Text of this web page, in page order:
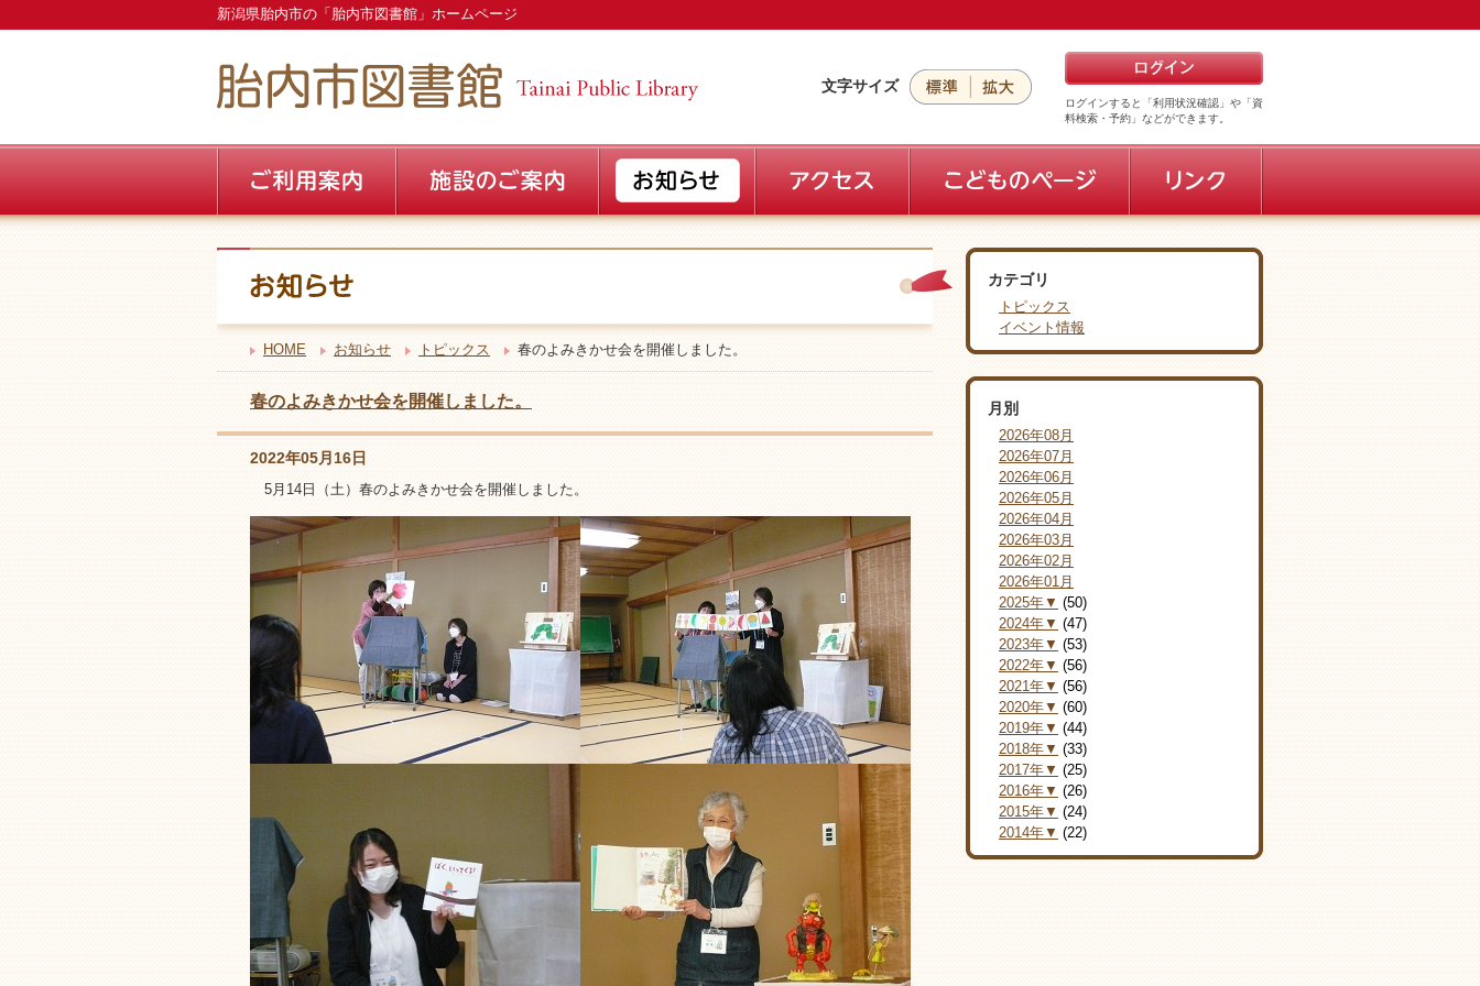
新潟県胎内市の「胎内市図書館」ホームページ
文字サイズ
ログインすると「利用状況確認」や「資
料検索・予約」などができます。
HOME お知らせ トピックス 春のよみきかせ会を開催しました。
春のよみきかせ会を開催しました。
2022年05月16日
5月14日（土）春のよみきかせ会を開催しました。
カテゴリ
トピックス
イベント情報
月別
2026年08月
2026年07月
2026年06月
2026年05月
2026年04月
2026年03月
2026年02月
2026年01月
2025年▼ (50)
2024年▼ (47)
2023年▼ (53)
2022年▼ (56)
2021年▼ (56)
2020年▼ (60)
2019年▼ (44)
2018年▼ (33)
2017年▼ (25)
2016年▼ (26)
2015年▼ (24)
2014年▼ (22)